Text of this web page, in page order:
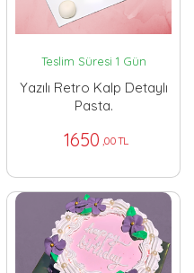
Teslim Süresi 1 Gün
Yazılı Retro Kalp Detaylı
Pasta.
1650 ,00 TL